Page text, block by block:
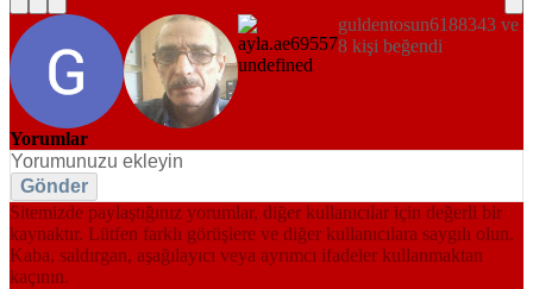
guldentosun6188343 ve
8 kişi beğendi
Yorumlar
Gönder
Sitemizde paylaştığınız yorumlar, diğer kullanıcılar için değerli bir
kaynaktır. Lütfen farklı görüşlere ve diğer kullanıcılara saygılı olun.
Kaba, saldırgan, aşağılayıcı veya ayrımcı ifadeler kullanmaktan
kaçının.